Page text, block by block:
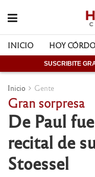
INICIO HOY
SUSCRIBITE
Inicio Gente
Gran sorpresa
De Paul
recital de
Stoessel